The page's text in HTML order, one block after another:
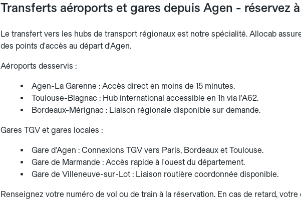
Transferts aéroports et gares depuis Agen - réservez
Le transfert vers les hubs de transport régionaux est notre spécialité. Allocab
des points d'accès au départ d'Agen.
Aéroports desservis :
Agen-La Garenne : Accès direct en moins de 15 minutes.
Toulouse-Blagnac : Hub international accessible en 1h via l'A62.
Bordeaux-Mérignac : Liaison régionale disponible sur demande.
Gares TGV et gares locales :
Gare d'Agen : Connexions TGV vers Paris, Bordeaux et Toulouse.
Gare de Marmande : Accès rapide à l'ouest du département.
Gare de Villeneuve-sur-Lot : Liaison routière coordonnée disponible.
Renseignez votre numéro de vol ou de train à la réservation. En cas de retard,